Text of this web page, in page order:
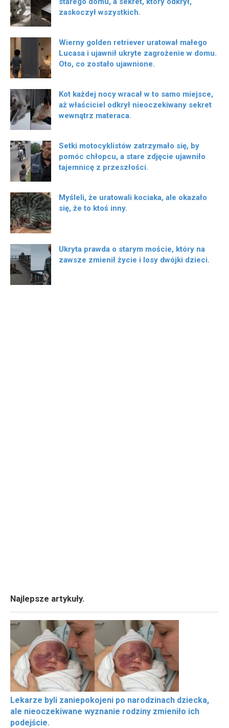
zaskoczył wszystkich.
Wierny golden retriever uratował małego
Lucasa i ujawnił ukryte zagrożenie w domu.
Oto, co zostało ujawnione.
Kot każdej nocy wracał w to samo miejsce,
aż właściciel odkrył nieoczekiwany sekret
wewnątrz materaca.
Setki motocyklistów zatrzymało się, by
pomóc chłopcu, a stare zdjęcie ujawniło
tajemnicę z przeszłości.
Myśleli, że uratowali kociaka, ale okazało
się, że to ktoś inny.
Ukryta prawda o starym moście, który na
zawsze zmienił życie i losy dwójki dzieci.
Najlepsze artykuły.
Lekarze byli zaniepokojeni po narodzinach dziecka,
ale nieoczekiwane wyznanie rodziny zmieniło ich
podejście.